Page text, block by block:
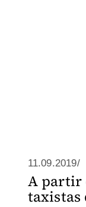
11.09.2019/
A partir
taxistas